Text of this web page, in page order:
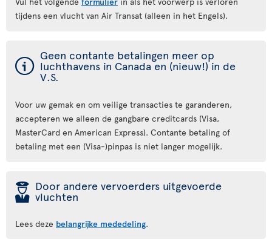
tijdens een vlucht van Air Transat (alleen in het Engels).
ý Geen contante betalingen meer op
luchthavens in Canada en (nieuw!) in de
V.S.
Voor uw gemak en om veilige transacties te garanderen,
accepteren we alleen de gangbare creditcards (Visa,
MasterCard en American Express). Contante betaling of
betaling met een (Visa-)pinpas is niet langer mogelijk.
þ Door andere vervoerders uitgevoerde
vluchten
Lees deze belangrijke mededeling.